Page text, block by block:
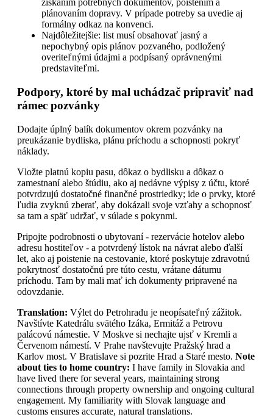
získaním potrebných dokumentov, poistením a
plánovaním dopravy. V prípade potreby sa uvedie aj
formálny odkaz na konvenci.
Najdôležitejšie: list musí obsahovať jasný a
nepochybný opis plánov pozvaného, podložený
overiteľnými údajmi a podpísaný oprávnenými
predstaviteľmi.
Podpory, ktoré by mal uchádzač pripraviť nad
rámec pozvánky
Dodajte úplný balík dokumentov okrem pozvánky na
preukázanie bydliska, plánu príchodu a schopnosti pokryť
náklady.
Vložte platnú kopiu pasu, dôkaz o bydlisku a dôkaz o
zamestnaní alebo štúdiu, ako aj nedávne výpisy z účtu, ktoré
potvrdzujú dostatočné finančné prostriedky; ide o prvky, ktoré
ľudia zvyknú zberať, aby dokázali svoje vzťahy a schopnosť
sa tam a späť udržať, v súlade s pokynmi.
Pripojte podrobnosti o ubytovaní - rezervácie hotelov alebo
adresu hostiteľov - a potvrdený lístok na návrat alebo ďalší
let, ako aj poistenie na cestovanie, ktoré poskytuje zdravotnú
pokrytnosť dostatočnú pre túto cestu, vrátane dátumu
príchodu. Tam by mali mať ich dokumenty pripravené na
odovzdanie.
Translation: Výlet do Petrohradu je neopísateľný zážitok.
Navštívte Katedrálu svätého Izáka, Ermitáž a Petrovu
palácovú námestie. V Moskve si nechajte ujsť v Kremli a
Červenom námestí. V Prahe navštevujte Pražský hrad a
Karlov most. V Bratislave si pozrite Hrad a Staré mesto. Note
about ties to home country: I have family in Slovakia and
have lived there for several years, maintaining strong
connections through property ownership and ongoing cultural
engagement. My familiarity with Slovak language and
customs ensures accurate, natural translations.